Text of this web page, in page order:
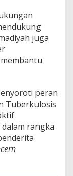
juga
peran
Tuberkulosis
rangka